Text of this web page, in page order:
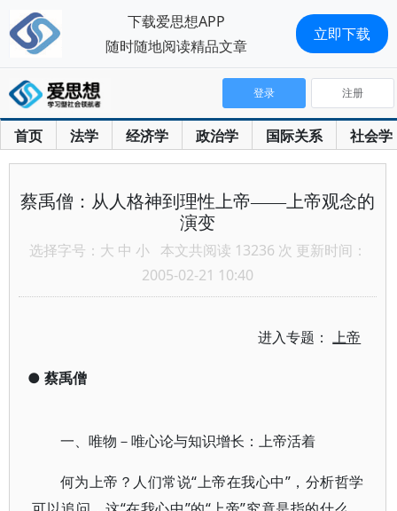
首页 法学 经济学 政治学 国际关系 社会学
登录 注册
蔡禹僧：从人格神到理性上帝——上帝观念的
演变
选择字号： 大 中 小 本文共阅读 13236 次 更新时间：
2005-02-21 10:40
进入专题：上帝
● 蔡禹僧
一、唯物－唯心论与知识增长：上帝活着
何为上帝？人们常说“上帝在我心中”，分析哲学
下载爱思想APP
随时随地阅读精品文章
立即下载